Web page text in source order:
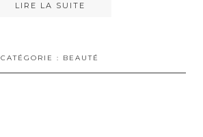
LIRE LA SUITE
CATÉGORIE : BEAUTÉ